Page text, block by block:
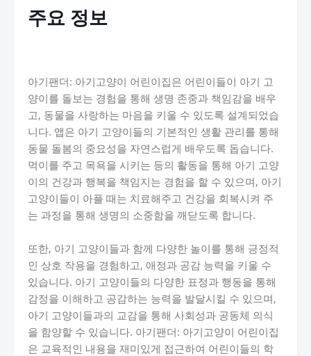
주요 정보
아기팬더: 아기고양이 어린이집은 어린이들이 아기 고
양이를 돌보는 경험을 통해 생명 존중과 책임감을 배우
고, 동물을 사랑하는 마음을 키울 수 있도록 설계되었습
니다. 앱은 아기 고양이들의 기본적인 생활 관리를 통해
동물 돌봄의 중요성을 자연스럽게 배우도록 돕습니다.
먹이를 주고 목욕을 시키는 등의 활동을 통해 아기 고양
이의 건강과 행복을 책임지는 경험을 할 수 있으며, 아기
고양이들이 아플 때는 치료해주고 건강을 회복시켜 주
는 과정을 통해 생명의 소중함을 깨닫도록 합니다.
또한, 아기 고양이들과 함께 다양한 놀이를 통해 긍정적
인 상호 작용을 경험하고, 애정과 공감 능력을 키울 수
있습니다. 아기 고양이들의 다양한 표정과 행동을 통해
감정을 이해하고 공감하는 능력을 발달시킬 수 있으며,
아기 고양이들과의 교감을 통해 사회성과 공동체 의식
을 함양할 수 있습니다. 아기팬더: 아기고양이 어린이집
은 교육적인 내용을 재미있게 접근하여 어린이들의 학